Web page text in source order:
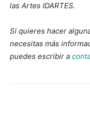
las Artes IDARTES.
Si quieres hacer
necesitas más
puedes escribir a